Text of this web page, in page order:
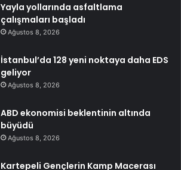
Yayla yollarında asfaltlama
çalışmaları başladı
Ağustos 8, 2026
İstanbul’da 128 yeni noktaya daha EDS
geliyor
Ağustos 8, 2026
ABD ekonomisi beklentinin altında
büyüdü
Ağustos 8, 2026
Kartepeli Gençlerin Kamp Macerası